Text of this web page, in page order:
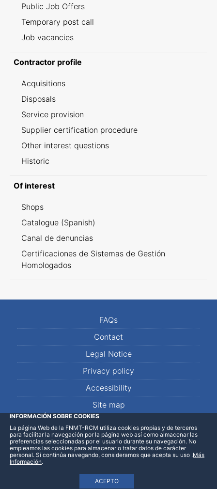
Public Job Offers
Temporary post call
Job vacancies
Contractor profile
Acquisitions
Disposals
Service provision
Supplier certification procedure
Other interest questions
Historic
Of interest
Shops
Catalogue (Spanish)
Canal de denuncias
Certificaciones de Sistemas de Gestión
Homologados
FAQs
Contact
Legal Notice
Privacy policy
Accessibility
Site map
LinkedInFacebookWhatsApp
INFORMACIÓN SOBRE COOKIES
La página Web de la FNMT-RCM utiliza cookies propias y de terceros
para facilitar la navegación por la página web así como almacenar las
preferencias seleccionadas por el usuario durante su navegación. No
empleamos las cookies para almacenar o tratar datos de carácter
personal. Si continúa navegando, consideramos que acepta su uso
ACEPTO
.Más
Información.